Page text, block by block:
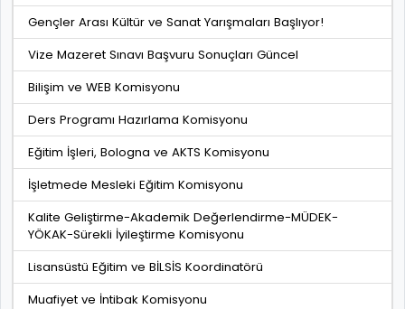
Gençler Arası Kültür ve Sanat Yarışmaları Başlıyor!
Vize Mazeret Sınavı Başvuru Sonuçları Güncel
Bilişim ve WEB Komisyonu
Ders Programı Hazırlama Komisyonu
Eğitim İşleri, Bologna ve AKTS Komisyonu
İşletmede Mesleki Eğitim Komisyonu
Kalite Geliştirme-Akademik Değerlendirme-MÜDEK-
YÖKAK-Sürekli İyileştirme Komisyonu
Lisansüstü Eğitim ve BİLSİS Koordinatörü
Muafiyet ve İntibak Komisyonu